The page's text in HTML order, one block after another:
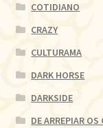
COTIDIANO
CRAZY
CULTURAMA
DARK HORSE
DARKSIDE
DE ARREPIAR OS